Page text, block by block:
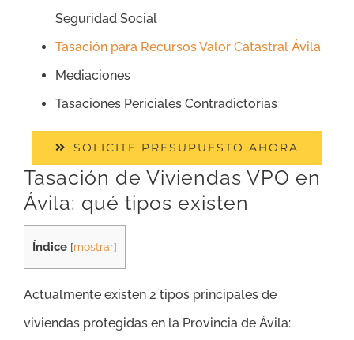
Seguridad Social
Tasación para Recursos Valor Catastral Ávila
Mediaciones
Tasaciones Periciales Contradictorias
SOLICITE PRESUPUESTO AHORA
Tasación de Viviendas VPO en
Ávila: qué tipos existen
Índice [mostrar]
Actualmente existen 2 tipos principales de
viviendas protegidas en la Provincia de Ávila: